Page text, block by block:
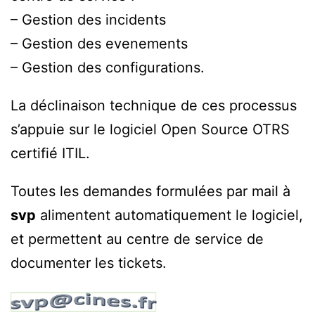
– Gestion des incidents
– Gestion des evenements
– Gestion des configurations.
La déclinaison technique de ces processus
s’appuie sur le logiciel Open Source OTRS
certifié ITIL.
Toutes les demandes formulées par mail à
svp alimentent automatiquement le logiciel,
et permettent au centre de service de
documenter les tickets.